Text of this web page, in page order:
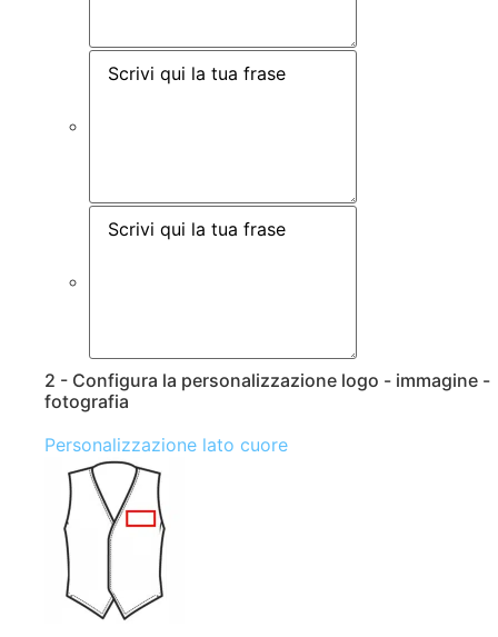
2 - Configura la personalizzazione logo - immagine -
fotografia
Personalizzazione lato cuore